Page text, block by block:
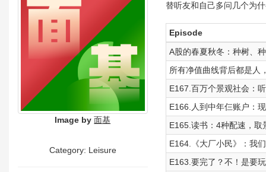
Image by 面基
Category: Leisure
替听友和自己多问几个为
Episode
A股的春夏秋冬：种树、
所有净值曲线背后都是人
E167.百万个景观社会：
E166.人到中年仨账户：
E165.读书：4种配速，
E164.《大厂小民》：我
E163.要完了？不！是要